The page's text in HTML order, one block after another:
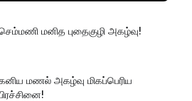
மனித புதைகுழி அகழ்வு!
மணல் அகழ்வு மிகப்பெரிய